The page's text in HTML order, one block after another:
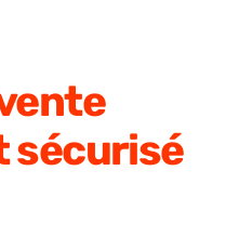
sécurisé